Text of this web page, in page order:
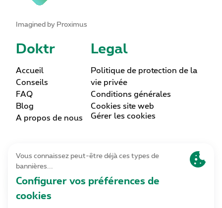
Imagined by Proximus
Doktr
Accueil
Conseils
FAQ
Blog
A propos de nous
Legal
Politique de protection de la
vie privée
Conditions générales
Cookies site web
Gérer les cookies
Lettre d’information
Inscrivez-vous
Contact